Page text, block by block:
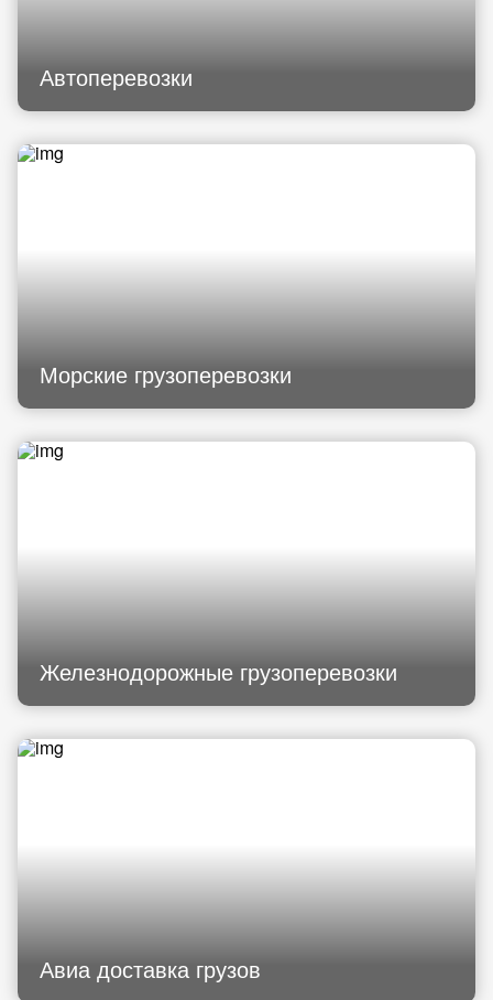
Автоперевозки
Морские грузоперевозки
Железнодорожные грузоперевозки
Авиа доставка грузов